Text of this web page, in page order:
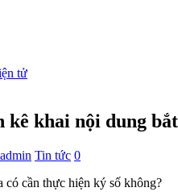
tử
kê khai nội dung
admin Tin tức 0